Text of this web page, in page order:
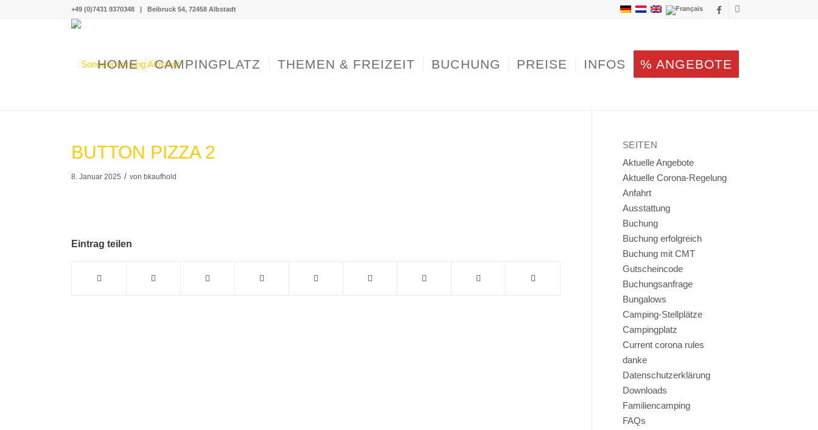
+49 (0)7431 9370348 |Beibruck 54, 72458 Albstadt
HOME CAMPINGPLATZ THEMEN & FREIZEIT BUCHUNG PREISE INFOS % ANGEBOTE
BUTTON PIZZA 2
8. Januar 2025 / von bkaufhold
Eintrag teilen
SEITEN
Aktuelle Angebote
Aktuelle Corona-Regelung
Anfahrt
Ausstattung
Buchung
Buchung erfolgreich
Buchung mit CMT
Gutscheincode
Buchungsanfrage
Bungalows
Camping-Stellplätze
Campingplatz
Current corona rules
danke
Datenschutzerklärung
Downloads
Familiencamping
FAQs